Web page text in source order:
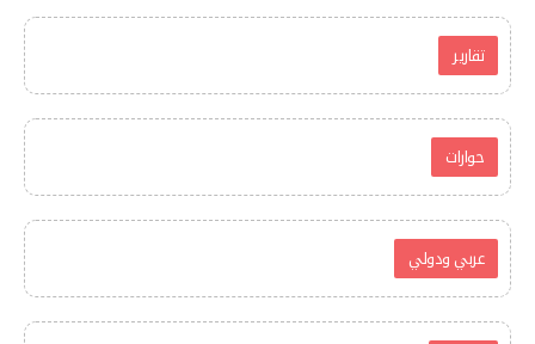
تقارير
حوارات
عربي ودولي